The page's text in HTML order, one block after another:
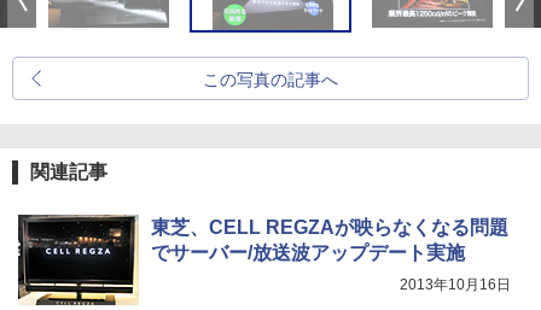
この写真の記事へ
関連記事
東芝、CELL REGZAが映らなくなる問題
でサーバー/放送波アップデート実施
2013年10月16日